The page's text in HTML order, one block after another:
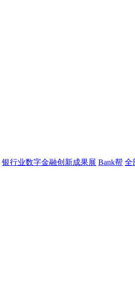
银行业数字金融创新成果展 Bank帮 全